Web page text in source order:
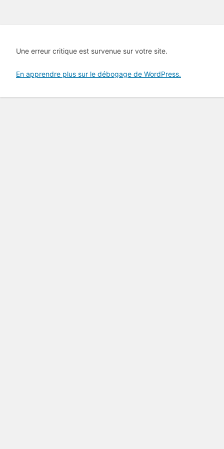
Une erreur critique est survenue sur votre site.
En apprendre plus sur le débogage de WordPress.